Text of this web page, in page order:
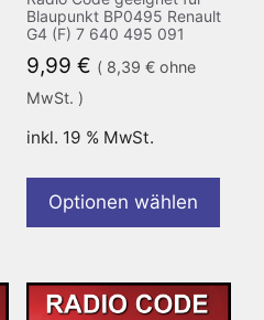
Blaupunkt BP0495 Renault
G4 (F) 7 640 495 091
9,99 € ( 8,39 €ohne
MwSt. )
inkl. 19 % MwSt.
Optionen wählen